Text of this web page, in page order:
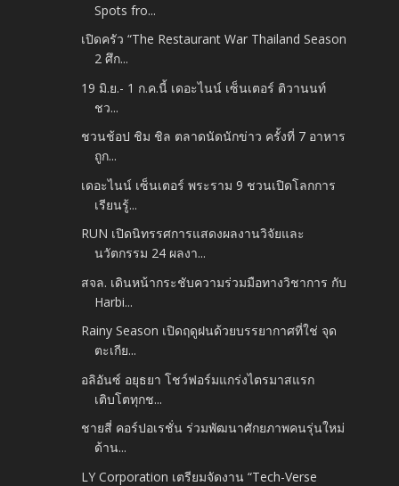
Spots fro...
เปิดครัว “The Restaurant War Thailand Season
2 ศึก...
19 มิ.ย.- 1 ก.ค.นี้ เดอะไนน์ เซ็นเตอร์ ติวานนท์
ชว...
ชวนช้อป ชิม ชิล ตลาดนัดนักข่าว ครั้งที่ 7 อาหาร
ถูก...
เดอะไนน์ เซ็นเตอร์ พระราม 9 ชวนเปิดโลกการ
เรียนรู้...
RUN เปิดนิทรรศการแสดงผลงานวิจัยและ
นวัตกรรม 24 ผลงา...
สจล. เดินหน้ากระชับความร่วมมือทางวิชาการ กับ
Harbi...
Rainy Season เปิดฤดูฝนด้วยบรรยากาศที่ใช่ จุด
ตะเกีย...
อลิอันซ์ อยุธยา โชว์ฟอร์มแกร่งไตรมาสแรก
เติบโตทุกช...
ชายสี่ คอร์ปอเรชั่น ร่วมพัฒนาศักยภาพคนรุ่นใหม่
ด้าน...
LY Corporation เตรียมจัดงาน “Tech-Verse